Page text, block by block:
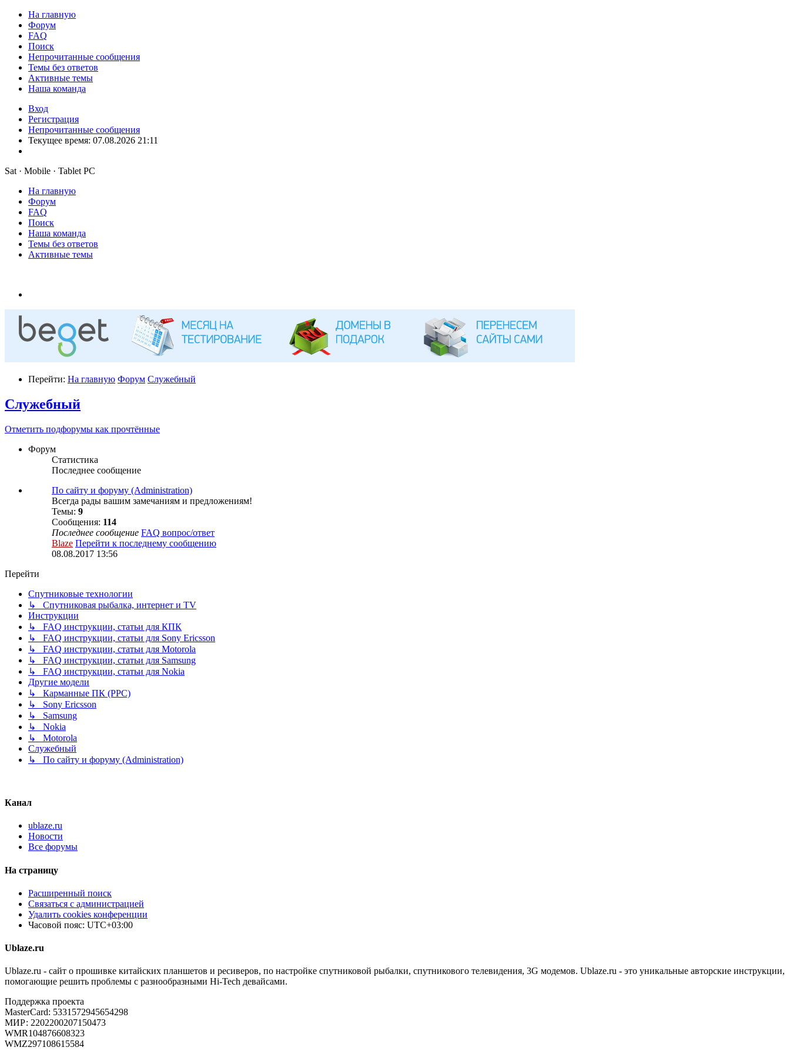
На главную
Форум
FAQ
Поиск
Непрочитанные сообщения
Темы без ответов
Активные темы
Наша команда
Вход
Регистрация
Непрочитанные сообщения
Текущее время: 07.08.2026 21:11
Sat · Mobile · Tablet PC
На главную
Форум
FAQ
Поиск
Наша команда
Темы без ответов
Активные темы
Перейти: На главную Форум Служебный
Служебный
Отметить подфорумы как прочтённые
Форум
Статистика
Последнее сообщение
По сайту и форуму (Administration)
Всегда рады вашим замечаниям и предложениям!
Темы: 9
Сообщения: 114
Последнее сообщение FAQ вопрос/ответ
Blaze Перейти к последнему сообщению
08.08.2017 13:56
Перейти
Спутниковые технологии
↳ Спутниковая рыбалка, интернет и TV
Инструкции
↳ FAQ инструкции, статьи для КПК
↳ FAQ инструкции, статьи для Sony Ericsson
↳ FAQ инструкции, статьи для Motorola
↳ FAQ инструкции, статьи для Samsung
↳ FAQ инструкции, статьи для Nokia
Другие модели
↳ Карманные ПК (PPC)
↳ Sony Ericsson
↳ Samsung
↳ Nokia
↳ Motorola
Служебный
↳ По сайту и форуму (Administration)
Канал
ublaze.ru
Новости
Все форумы
На страницу
Расширенный поиск
Связаться с администрацией
Удалить cookies конференции
Часовой пояс: UTC+03:00
Ublaze.ru
Ublaze.ru - сайт о прошивке китайских планшетов и ресиверов, по настройке спутниковой рыбалки, спутникового телевидения, 3G модемов. Ublaze.ru - это уникальные авторские инструкции,
помогающие решить проблемы с разнообразными Hi-Tech девайсами.
Поддержка проекта
MasterCard: 5331572945654298
МИР: 2202200207150473
WMR104876608323
WMZ297108615584